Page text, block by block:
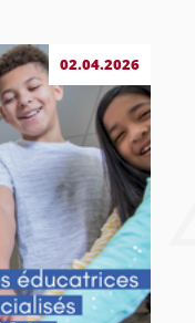
02.04.2026